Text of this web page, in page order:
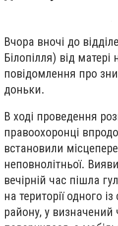
Вчора вночі до
Білопілля) від
повідомлення про
доньки.
В ході проведення
правоохоронці
встановили
неповнолітньої.
вечірній час пішла
на території одного
району, у